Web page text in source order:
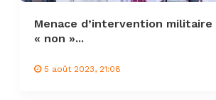
Menace d’intervention militaire
« non »...
5 août 2023, 21:08